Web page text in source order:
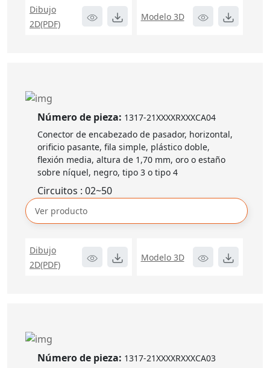
Dibujo
2D(PDF)
Modelo 3D
Número de pieza: 1317-21XXXXRXXXCA04
Conector de encabezado de pasador, horizontal,
orificio pasante, fila simple, plástico doble,
flexión media, altura de 1,70 mm, oro o estaño
sobre níquel, negro, tipo 3 o tipo 4
Circuitos : 02~50
Ver producto
Dibujo
2D(PDF)
Modelo 3D
Número de pieza: 1317-21XXXXRXXXCA03